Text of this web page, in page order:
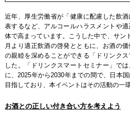
近年、厚生労働省が「健康に配慮した飲
表するなど、アルコールハラスメントや
体で高まっています。こうした中で、サン
月より適正飲酒の啓発とともに、お酒の
の親睦を深めることができる「ドリンク
した。「ドリンクスマートセミナー」で
に、2025年から2030年までの間で、日本
目指しており、本イベントはその活動の一
お酒との正しい付き合い方を考えよう